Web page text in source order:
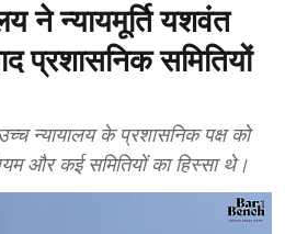
ने न्यायमूर्ति यशवंत
प्रशासनिक समितियों
उच्च न्यायालय के प्रशासनिक पक्ष को
और कई समितियों का हिस्सा थे।